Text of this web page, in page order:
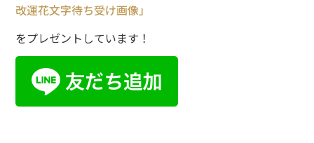
改運花文字待ち受け画像」
をプレゼントしています！